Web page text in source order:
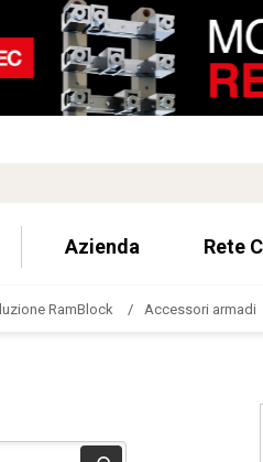
Azienda Rete
RamBlock Accessori armadi